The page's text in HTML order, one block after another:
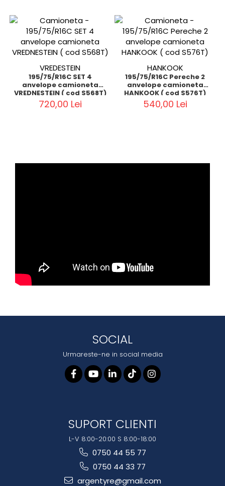
VREDESTEIN
195/75/R16C SET 4
anvelope camioneta
VREDNESTEIN ( cod S568T)
720,00 Lei
HANKOOK
195/75/R16C Pereche 2
anvelope camioneta
HANKOOK ( cod S576T)
540,00 Lei
SOCIAL
Urmareste-ne in social media
SUPORT CLIENTI
L-V 8:00-20:00 S 8:00-18:00
0750 44 55 77
0750 44 33 77
argentyre@gmail.com